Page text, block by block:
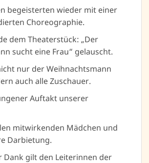
begeisterten wieder mit einer
Choreographie.
dem Theaterstück: „Der
sucht eine Frau“ gelauscht.
nur der Weihnachtsmann
auch alle Zuschauer.
Auftakt unserer
mitwirkenden Mädchen und
Darbietung.
Dank gilt den Leiterinnen der